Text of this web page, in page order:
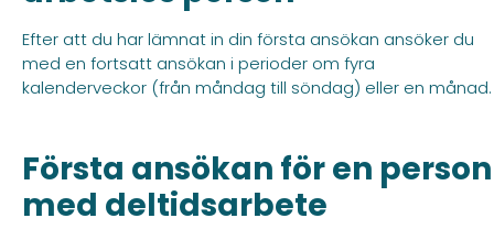
Efter att du har lämnat in din första ansökan ansöker du
med en fortsatt ansökan i perioder om fyra
kalenderveckor (från måndag till söndag) eller en månad.
Första ansökan för en person
med deltidsarbete